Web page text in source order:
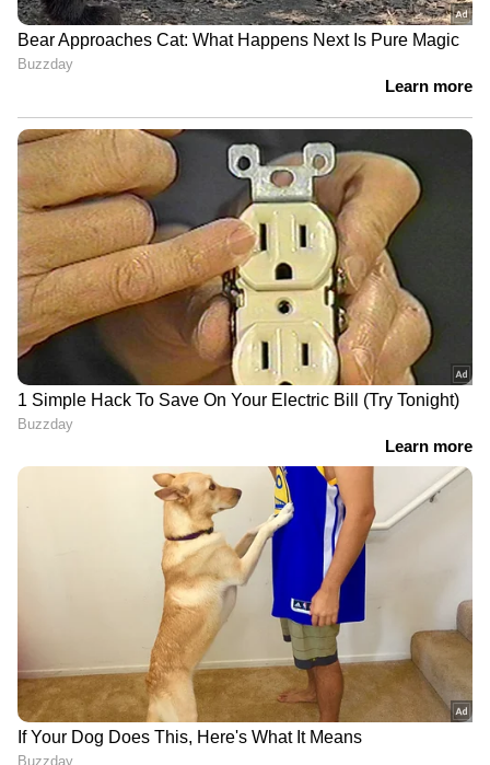
ഗോള്‍ കീപ്പര്‍ ജോര്‍ദാന്‍ പിക്ക്‌ഫോര്‍ഡ്
തടയാന്‍ ശ്രമിച്ചെങ്കിലും ഫലം കണ്ടില്ല.
തൊട്ടടുത്ത മിനിറ്റില്‍ സ്‌പെയ്‌നിന് ലീഡ്
ഇത്തവണ ഡാനി ഓല്‍മോയാണ്
ഷോട്ടുതിര്‍ത്തത്. എന്നാല്‍ പന്ത് പുറത്തേക്ക്.
56-ാം മിനിറ്റില്‍ നിക്കോയ്ക്ക് വീണ്ടും അവസരം
കിട്ടിയെങ്കിലും മുതലാക്കാനായില്ല. 66-ാം
മിനിറ്റില്‍ യമാലിന്റെ നിലംപറ്റെയുള്ള ഷോട്ട്
ഇംഗ്ലീഷ് ഗോള്‍ കീപ്പര്‍ പിക്‌ഫോര്‍ഡ്
പുറത്തേക്ക് തട്ടിയകറ്റി.
റിഷഭ് പന്ത് ചിത്രത്തിലില്ല! സഞ്ജു ഇനി
രോഹിത്തും കോലിയും ധോണിയും
നയിക്കുന്ന എലൈറ്റ് പട്ടികയില്‍